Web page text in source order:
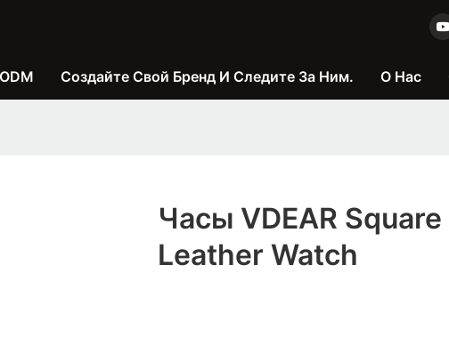
Создайте Свой Бренд И Следите За Ним. О Нас
Часы VDEAR
Leather Watch